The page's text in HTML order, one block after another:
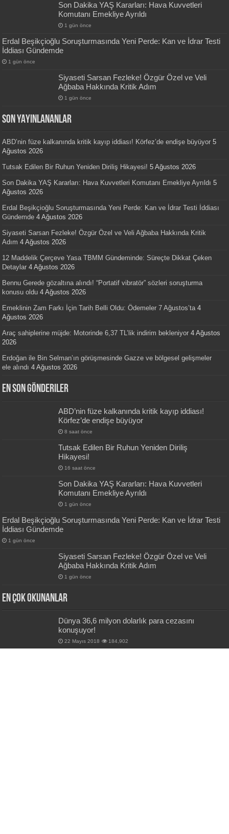
Son Dakika YAŞ Kararları: Hava Kuvvetleri
Komutanı Emekliye Ayrıldı
1 gün önce
Erdal Beşikçioğlu Soruşturmasında Yeni Perde: Kan ve İdrar Testi
İddiası Gündemde
1 gün önce
Siyaseti Sarsan Fezleke! Özgür Özel ve Veli
Ağbaba Hakkında Kritik Adım
1 gün önce
SON YAYINLANANLAR
ABD’nin füze kalkanında kritik kayıp iddiası! Körfez’de endişe büyüyor 5
Ağustos 2026
Tutsak Edilen Bir Ruhun Yeniden Diriliş Hikayesi! 5 Ağustos 2026
Son Dakika YAŞ Kararları: Hava Kuvvetleri Komutanı Emekliye Ayrıldı 5
Ağustos 2026
Erdal Beşikçioğlu Soruşturmasında Yeni Perde: Kan ve İdrar Testi İddiası
Gündemde 4 Ağustos 2026
Siyaseti Sarsan Fezleke! Özgür Özel ve Veli Ağbaba Hakkında Kritik
Adım 4 Ağustos 2026
12 Maddelik Çerçeve Yasa TBMM Gündeminde: Süreçte Dikkat Çeken
Detaylar 4 Ağustos 2026
Bennu Gerede gözaltına alındı! “Portatif vibratör” sözleri soruşturma
konusu oldu 4 Ağustos 2026
Emeklinin Zam Farkı İçin Tarih Belli Oldu: Ödemeler 7 Ağustos’ta 4
Ağustos 2026
Araç sahiplerine müjde: Motorinde 6,37 TL’lik indirim bekleniyor 4 Ağustos
2026
Erdoğan ile Bin Selman’ın görüşmesinde Gazze ve bölgesel gelişmeler
ele alındı 4 Ağustos 2026
En Son Gönderiler
ABD’nin füze kalkanında kritik kayıp iddiası!
Körfez’de endişe büyüyor
8 saat önce
Tutsak Edilen Bir Ruhun Yeniden Diriliş
Hikayesi!
16 saat önce
Son Dakika YAŞ Kararları: Hava Kuvvetleri
Komutanı Emekliye Ayrıldı
1 gün önce
Erdal Beşikçioğlu Soruşturmasında Yeni Perde: Kan ve İdrar Testi
İddiası Gündemde
1 gün önce
Siyaseti Sarsan Fezleke! Özgür Özel ve Veli
Ağbaba Hakkında Kritik Adım
1 gün önce
En Çok okunanlar
Dünya 36,6 milyon dolarlık para cezasını
konuşuyor!
22 Mayıs 2018 184,902